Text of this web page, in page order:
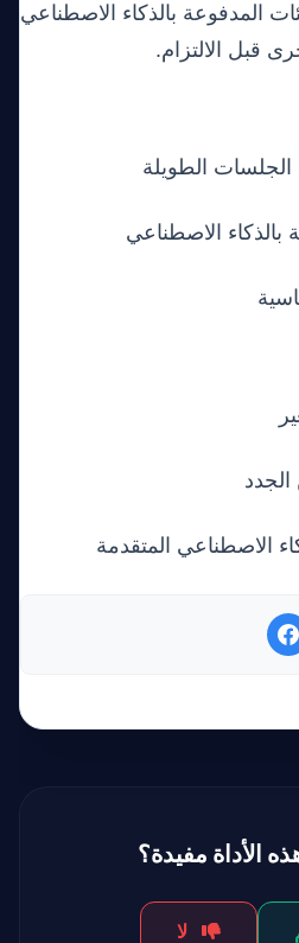
المدفوعة بالذكاء الاصطناعي
قبل الالتزام.
الطويلة
بالذكاء الاصطناعي
الاصطناعي المتقدمة
الأداة مفيدة؟
لا